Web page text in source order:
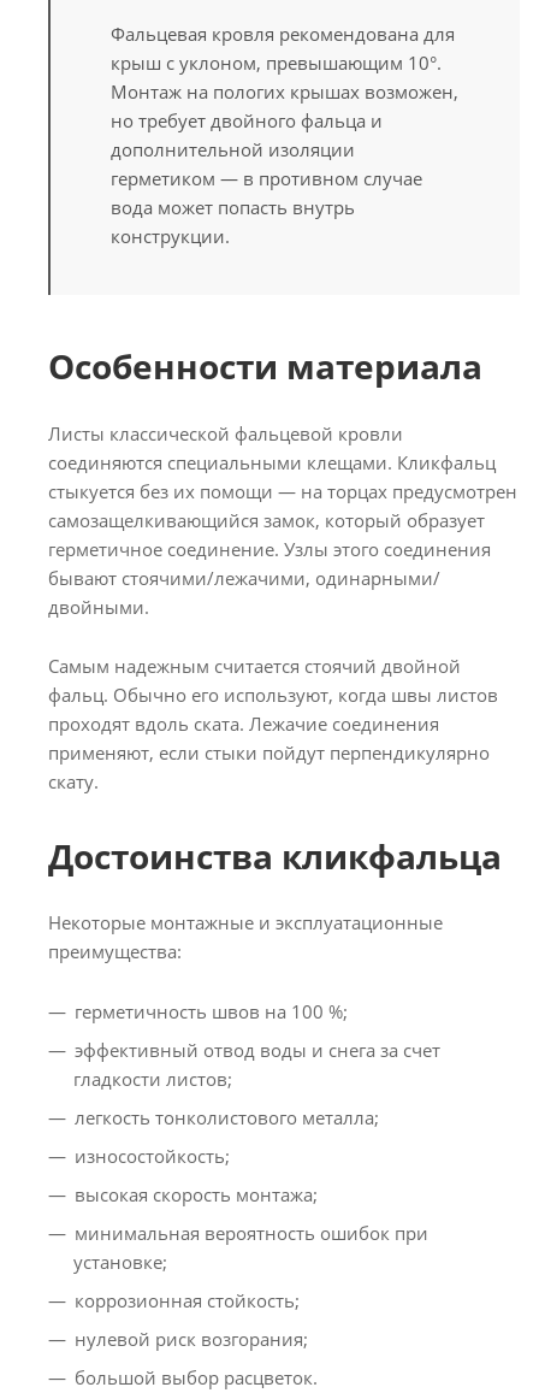
Фальцевая кровля рекомендована для
крыш с уклоном, превышающим 10°.
Монтаж на пологих крышах возможен,
но требует двойного фальца и
дополнительной изоляции
герметиком — в противном случае
вода может попасть внутрь
конструкции.
Особенности материала
Листы классической фальцевой кровли
соединяются специальными клещами. Кликфальц
стыкуется без их помощи — на торцах предусмотрен
самозащелкивающийся замок, который образует
герметичное соединение. Узлы этого соединения
бывают стоячими/лежачими, одинарными/
двойными.
Самым надежным считается стоячий двойной
фальц. Обычно его используют, когда швы листов
проходят вдоль ската. Лежачие соединения
применяют, если стыки пойдут перпендикулярно
скату.
Достоинства кликфальца
Некоторые монтажные и эксплуатационные
преимущества:
герметичность швов на 100 %;
эффективный отвод воды и снега за счет
гладкости листов;
легкость тонколистового металла;
износостойкость;
высокая скорость монтажа;
минимальная вероятность ошибок при
установке;
коррозионная стойкость;
нулевой риск возгорания;
большой выбор расцветок.